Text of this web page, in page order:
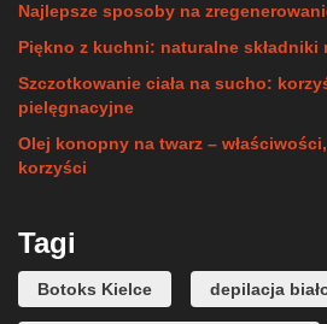
Najlepsze sposoby na
Piękno z kuchni: naturalne składniki
Szczotkowanie ciała na sucho:
pielęgnacyjne
Olej konopny na twarz –
korzyści
Tagi
Botoks Kielce depilacja